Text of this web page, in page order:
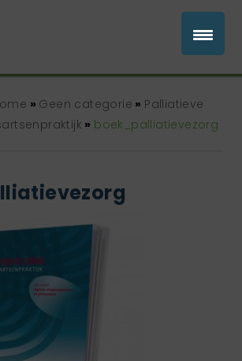
» Geen categorie » Palliatieve
» boek_palliatievezorg